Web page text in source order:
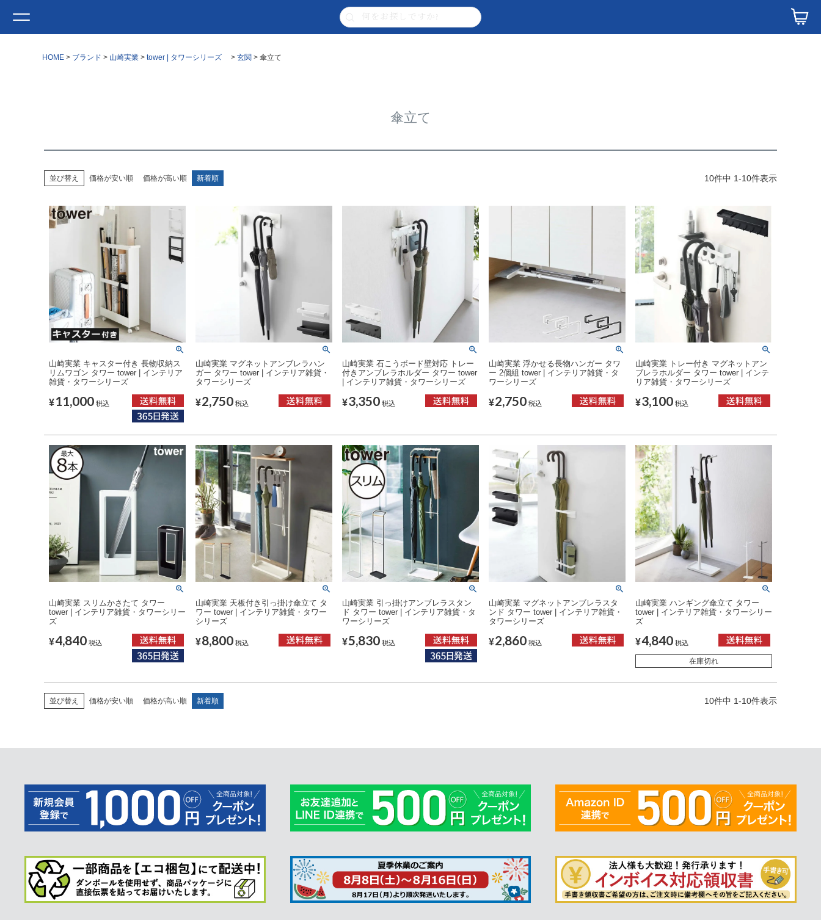
HOME ブランド 山崎実業 tower | タワーシリーズ 玄関 傘立て
傘立て
並び替え 価格が安い順 価格が高い順 新着順 10件中 1-10件表示
山崎実業 キャスター付き 長物収納ス
リムワゴン タワー tower | インテリア
雑貨・タワーシリーズ
¥11,000税込
山崎実業 マグネットアンブレラハン
ガー タワー tower | インテリア雑貨・
タワーシリーズ
¥2,750税込
山崎実業 石こうボード壁対応 トレー
付きアンブレラホルダー タワー tower
| インテリア雑貨・タワーシリーズ
¥3,350税込
山崎実業 浮かせる長物ハンガー タワ
ー 2個組 tower | インテリア雑貨・タ
ワーシリーズ
¥2,750税込
山崎実業 トレー付き マグネットアン
ブレラホルダー タワー tower | インテ
リア雑貨・タワーシリーズ
¥3,100税込
山崎実業 スリムかさたて タワー
tower | インテリア雑貨・タワーシリー
ズ
¥4,840税込
山崎実業 天板付き引っ掛け傘立て タ
ワー tower | インテリア雑貨・タワー
シリーズ
¥8,800税込
山崎実業 引っ掛けアンブレラスタン
ド タワー tower | インテリア雑貨・タ
ワーシリーズ
¥5,830税込
山崎実業 マグネットアンブレラスタ
ンド タワー tower | インテリア雑貨・
タワーシリーズ
¥2,860税込
山崎実業 ハンギング傘立て タワー
tower | インテリア雑貨・タワーシリー
ズ
¥4,840税込
在庫切れ
並び替え 価格が安い順 価格が高い順 新着順 10件中 1-10件表示